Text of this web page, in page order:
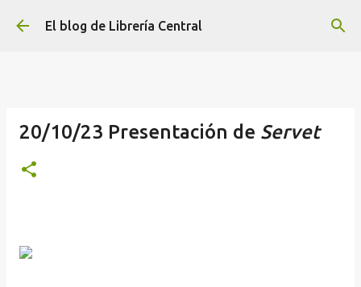
Ir al contenido principal
El blog de Librería Central
20/10/23 Presentación de Servet